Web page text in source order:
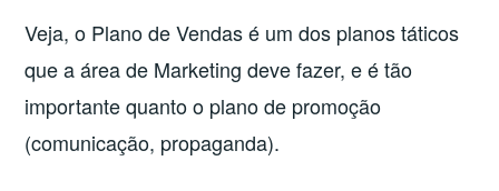
Veja, o Plano de Vendas é um dos planos táticos
que a área de Marketing deve fazer, e é tão
importante quanto o plano de promoção
(comunicação, propaganda).